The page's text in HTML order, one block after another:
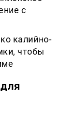
с
калийно-
чтобы